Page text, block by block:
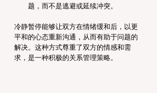
题，而不是逃避或延续冲突。
冷静暂停能够让双方在情绪缓和后，以更
平和的心态重新沟通，从而有助于问题的
解决。这种方式尊重了双方的情感和需
求，是一种积极的关系管理策略。